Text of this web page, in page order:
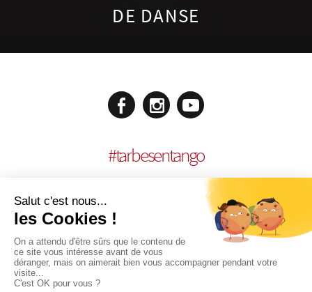
DE DANSE
#tarbesentango